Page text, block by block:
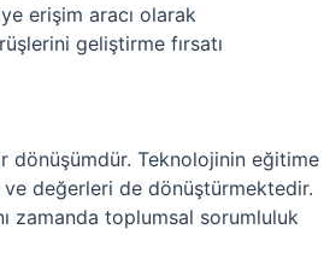
erişim aracı olarak
geliştirme fırsatı
dönüşümdür. Teknolojinin eğitime
değerleri de dönüştürmektedir.
zamanda toplumsal sorumluluk